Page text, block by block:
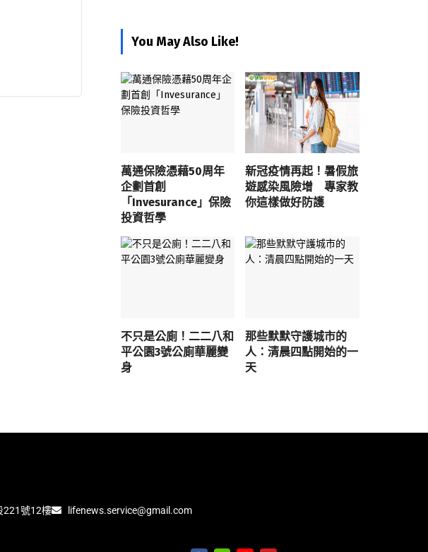
You May Also Like!
萬通保險憑藉50周年
企劃首創
「Invesurance」保險
投資哲學
新冠疫情再起！暑假旅
遊感染風險增 專家教
你這樣做好防護
不只是公廁！二二八和
平公園3號公廁華麗變
身
那些默默守護城市的
人：清晨四點開始的一
天
221號12樓 lifenews.service@gmail.com